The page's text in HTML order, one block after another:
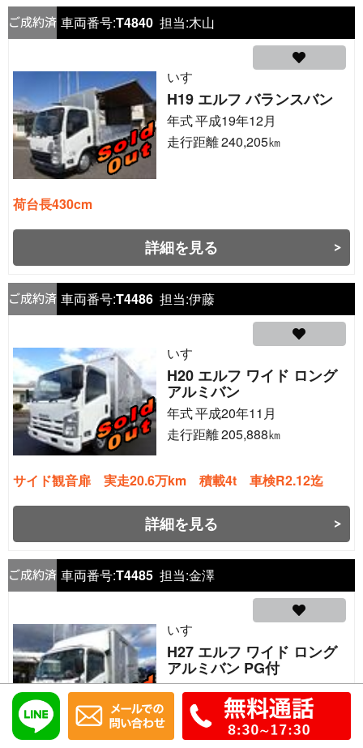
車両番号:T4840 担当:木山
いすゞ
H19 エルフ バランスバン
年式平成19年12月
走行距離240,205㎞
荷台長430cm
詳細を見る
車両番号:T4486 担当:伊藤
いすゞ
H20 エルフ ワイド ロング
アルミバン
年式平成20年11月
走行距離205,888㎞
サイド観音扉 実走20.6万km 積載4t 車検R2.12迄
詳細を見る
車両番号:T4485 担当:金澤
いすゞ
H27 エルフ ワイド ロング
アルミバン PG付
年式平成27年1月
走行距離
152,823㎞